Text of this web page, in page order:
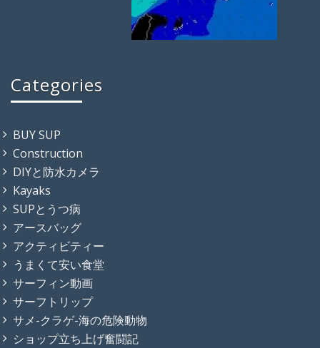
Categories
BUY SUP
Construction
DIYと防水カメラ
Kayaks
SUPとうつ病
アースバッグ
アクティビティー
うまくて安い食堂
サーフィン動画
サーフトリップ
サメ-クラゲ-海の危険動物
ショップ立ち上げ奮闘記